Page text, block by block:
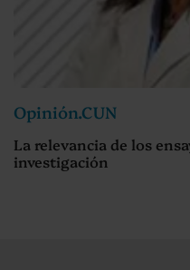
Opinión.CUN
La relevancia de los
investigación